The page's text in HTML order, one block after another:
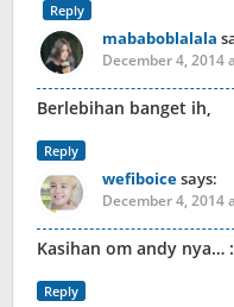
Reply
mababoblalala
December 4, 2014
Berlebihan banget ih,
Reply
wefiboicesays:
December 4, 2014
Kasihan om andy nya…
Reply